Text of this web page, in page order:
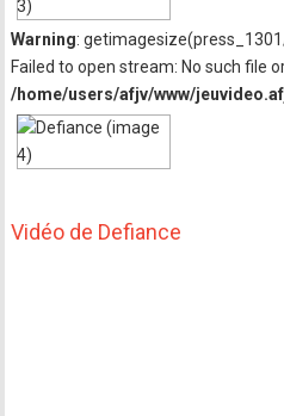
Warning:
Failed to open stream: No such file
/home/users/afjv/www/
Vidéo de Defiance